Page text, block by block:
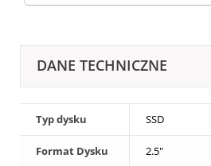
DANE TECHNICZNE
Typ dysku SSD
Format Dysku 2.5"